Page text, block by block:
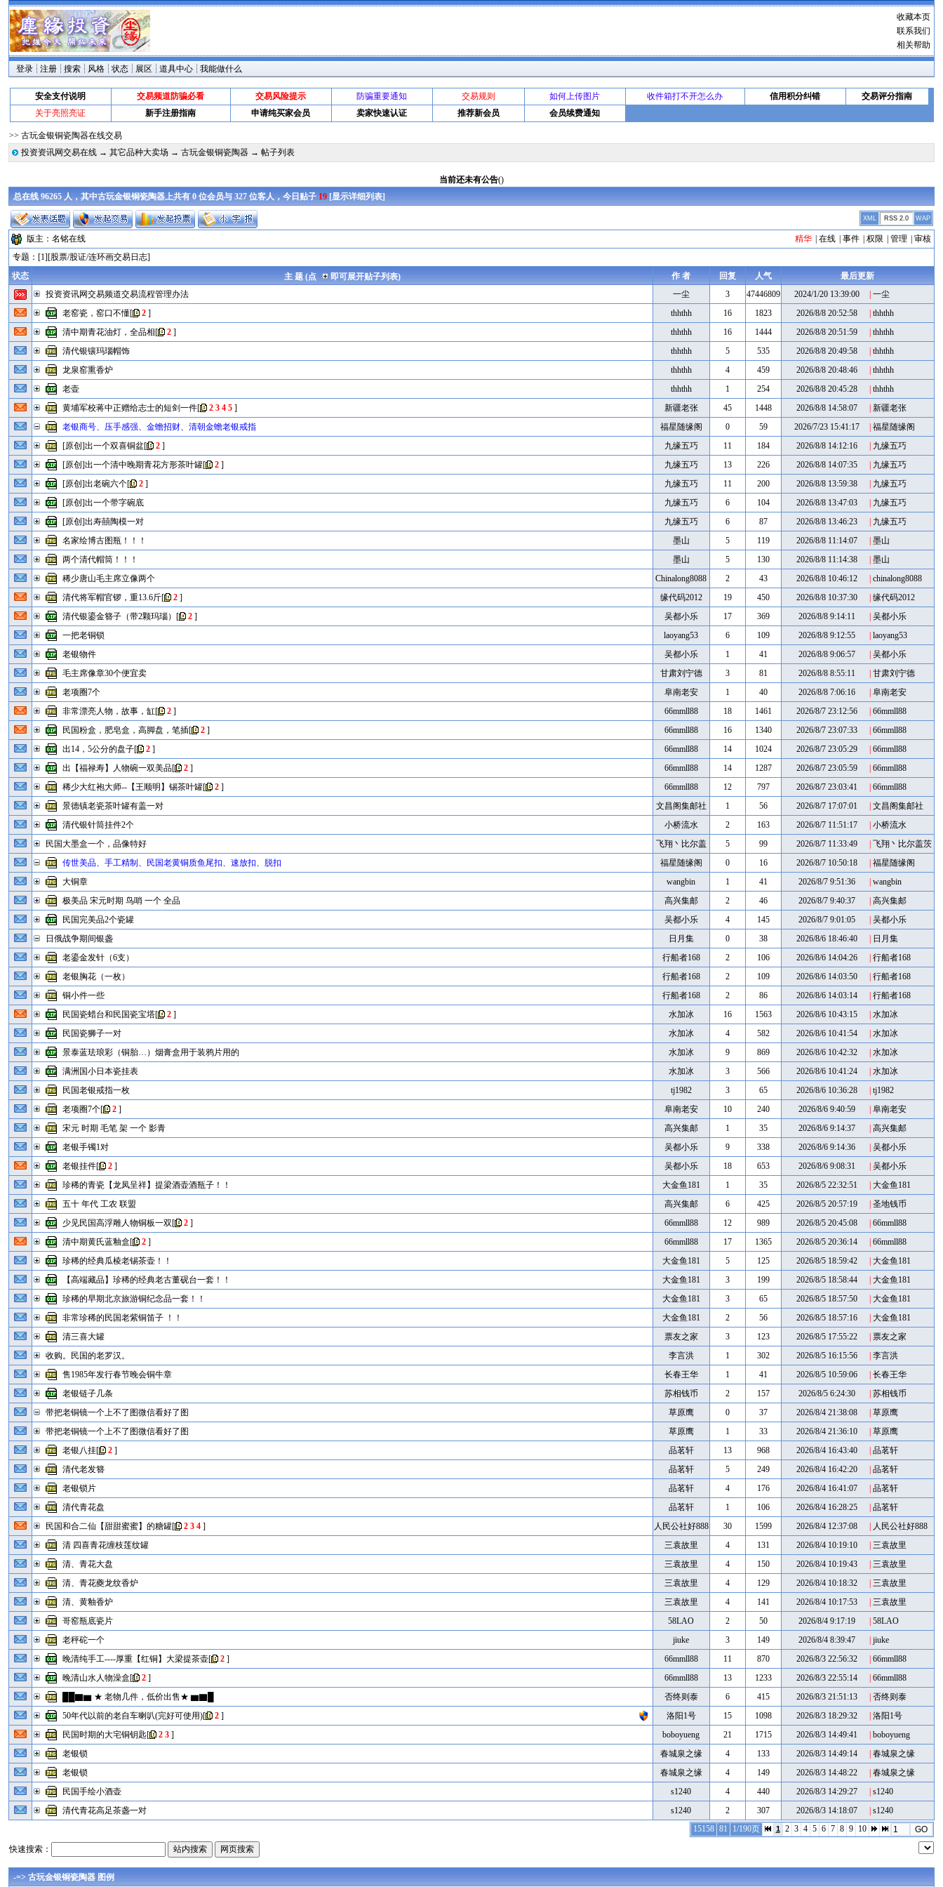
收藏本页
联系我们
相关帮助
登录 注册 搜索 风格 状态 展区 道具中心 我能做什么
安全支付说明 交易频道防骗必看 交易风险提示 防骗重要通知 交易规则 如何上传图片 收件箱打不开怎么办 信用积分纠错
交易评分指南
关于亮照亮证
新手注册指南 申请纯买家会员 卖家快速认证 推荐新会员 会员续费通知
>> 古玩金银铜瓷陶器在线交易
投资资讯网交易在线 →其它品种大卖场 →古玩金银铜瓷陶器 → 帖子列表
当前还未有公告()
总在线 96265 人，其中古玩金银铜瓷陶器上共有 0 位会员与 327 位客人，今日贴子19[显示详细列表]
XML RSS 2.0 WAP
精华 在线 事件 权限 管理 审核
版主：名铭在线
专题： [1][股票/股证/连环画交易日志]
作 者
回复 人气 最后更新
状态 主 题 (点
即可展开贴子列表)
一尘
3 47446809 2024/1/20 13:39:00 一尘
投资资讯网交易频道交易流程管理办法
thhthh
16 1823 2026/8/8 20:52:58 thhthh
老窑瓷，窑口不懂[ 2 ]
thhthh
16 1444 2026/8/8 20:51:59 thhthh
清中期青花油灯，全品相[ 2 ]
thhthh
5 535 2026/8/8 20:49:58 thhthh
清代银镶玛瑙帽饰
thhthh
4 459 2026/8/8 20:48:46 thhthh
龙泉窑熏香炉
thhthh
1 254 2026/8/8 20:45:28 thhthh
老壶
新疆老张
45 1448 2026/8/8 14:58:07 新疆老张
黄埔军校蒋中正赠给志士的短剑一件[ 2 3 4 5 ]
福星随缘阁
0 59 2026/7/23 15:41:17 福星随缘阁
老银商号、压手感强、金蟾招财、清朝金蟾老银戒指
九缘五巧
11 184 2026/8/8 14:12:16 九缘五巧
[原创]出一个双喜铜盆[ 2 ]
九缘五巧
13 226 2026/8/8 14:07:35 九缘五巧
[原创]出一个清中晚期青花方形茶叶罐[ 2 ]
九缘五巧
11 200 2026/8/8 13:59:38 九缘五巧
[原创]出老碗六个[ 2 ]
九缘五巧
6 104 2026/8/8 13:47:03 九缘五巧
[原创]出一个带字碗底
九缘五巧
6 87 2026/8/8 13:46:23 九缘五巧
[原创]出寿囍陶模一对
墨山
5 119 2026/8/8 11:14:07 墨山
名家绘博古图瓶！！！
墨山
5 130 2026/8/8 11:14:38 墨山
两个清代帽筒！！！
Chinalong8088
2 43 2026/8/8 10:46:12 chinalong8088
稀少唐山毛主席立像两个
缘代码2012
19 450 2026/8/8 10:37:30 缘代码2012
清代将军帽官锣，重13.6斤[ 2 ]
吴都小乐
17 369 2026/8/8 9:14:11 吴都小乐
清代银鎏金簪子（带2颗玛瑙） [ 2 ]
laoyang53
6 109 2026/8/8 9:12:55 laoyang53
一把老铜锁
吴都小乐
1 41 2026/8/8 9:06:57 吴都小乐
老银物件
甘肃刘宁德
3 81 2026/8/8 8:55:11 甘肃刘宁德
毛主席像章30个便宜卖
阜南老安
1 40 2026/8/8 7:06:16 阜南老安
老项圈7个
66mmll88
18 1461 2026/8/7 23:12:56 66mmll88
非常漂亮人物，故事，缸[ 2 ]
66mmll88
16 1340 2026/8/7 23:07:33 66mmll88
民国粉盒，肥皂盒，高脚盘，笔插[ 2 ]
66mmll88
14 1024 2026/8/7 23:05:29 66mmll88
出14，5公分的盘子[ 2 ]
66mmll88
14 1287 2026/8/7 23:05:59 66mmll88
出【福禄寿】人物碗一双美品[ 2 ]
66mmll88
12 797 2026/8/7 23:03:41 66mmll88
稀少大红袍大师--【王顺明】锡茶叶罐[ 2 ]
文昌阁集邮社
1 56 2026/8/7 17:07:01 文昌阁集邮社
景德镇老瓷茶叶罐有盖一对
小桥流水
2 163 2026/8/7 11:51:17 小桥流水
清代银针筒挂件2个
飞翔丶比尔盖
茨
5 99 2026/8/7 11:33:49 飞翔丶比尔盖茨
民国大墨盒一个，品像特好
福星随缘阁
0 16 2026/8/7 10:50:18 福星随缘阁
传世美品、手工精制、民国老黄铜质鱼尾扣、速放扣、脱扣
wangbin
1 41 2026/8/7 9:51:36 wangbin
大铜章
高兴集邮
2 46 2026/8/7 9:40:37 高兴集邮
极美品 宋元时期 鸟哨 一个 全品
吴都小乐
4 145 2026/8/7 9:01:05 吴都小乐
民国完美品2个瓷罐
日月集
0 38 2026/8/6 18:46:40 日月集
日俄战争期间银盏
行船者168
2 106 2026/8/6 14:04:26 行船者168
老鎏金发针（6支）
行船者168
2 109 2026/8/6 14:03:50 行船者168
老银胸花（一枚）
行船者168
2 86 2026/8/6 14:03:14 行船者168
铜小件一些
水加冰
16 1563 2026/8/6 10:43:15 水加冰
民国瓷蜡台和民国瓷宝塔[ 2 ]
水加冰
4 582 2026/8/6 10:41:54 水加冰
民国瓷狮子一对
水加冰
9 869 2026/8/6 10:42:32 水加冰
景泰蓝珐琅彩（铜胎…）烟膏盒用于装鸦片用的
水加冰
3 566 2026/8/6 10:41:24 水加冰
满洲国小日本瓷挂表
tj1982
3 65 2026/8/6 10:36:28 tj1982
民国老银戒指一枚
阜南老安
10 240 2026/8/6 9:40:59 阜南老安
老项圈7个[ 2 ]
高兴集邮
1 35 2026/8/6 9:14:37 高兴集邮
宋元 时期 毛笔 架 一个 影青
吴都小乐
9 338 2026/8/6 9:14:36 吴都小乐
老银手镯1对
吴都小乐
18 653 2026/8/6 9:08:31 吴都小乐
老银挂件[ 2 ]
大金鱼181
1 35 2026/8/5 22:32:51 大金鱼181
珍稀的青瓷【龙凤呈祥】提梁酒壶酒瓶子！！
高兴集邮
6 425 2026/8/5 20:57:19 圣地钱币
五十 年代 工农 联盟
66mmll88
12 989 2026/8/5 20:45:08 66mmll88
少见民国高浮雕人物铜板一双[ 2 ]
66mmll88
17 1365 2026/8/5 20:36:14 66mmll88
清中期黄氏蓝釉盒[ 2 ]
大金鱼181
5 125 2026/8/5 18:59:42 大金鱼181
珍稀的经典瓜棱老锡茶壶！！
大金鱼181
3 199 2026/8/5 18:58:44 大金鱼181
【高端藏品】珍稀的经典老古董砚台一套！！
大金鱼181
3 65 2026/8/5 18:57:50 大金鱼181
珍稀的早期北京旅游铜纪念品一套！！
大金鱼181
2 56 2026/8/5 18:57:16 大金鱼181
非常珍稀的民国老紫铜笛子 ！！
票友之家
3 123 2026/8/5 17:55:22 票友之家
清三喜大罐
李言洪
1 302 2026/8/5 16:15:56 李言洪
收购。民国的老罗汉。
长春王华
1 41 2026/8/5 10:59:06 长春王华
售1985年发行春节晚会铜牛章
苏相钱币
2 157 2026/8/5 6:24:30 苏相钱币
老银链子几条
草原鹰
0 37 2026/8/4 21:38:08 草原鹰
带把老铜镜一个上不了图微信看好了图
草原鹰
1 33 2026/8/4 21:36:10 草原鹰
带把老铜镜一个上不了图微信看好了图
品茗轩
13 968 2026/8/4 16:43:40 品茗轩
老银八挂[ 2 ]
品茗轩
5 249 2026/8/4 16:42:20 品茗轩
清代老发簪
品茗轩
4 176 2026/8/4 16:41:07 品茗轩
老银锁片
品茗轩
1 106 2026/8/4 16:28:25 品茗轩
清代青花盘
人民公社好888
30 1599 2026/8/4 12:37:08 人民公社好888
民国和合二仙【甜甜蜜蜜】的糖罐[ 2 3 4 ]
三袁故里
4 131 2026/8/4 10:19:10 三袁故里
清 四喜青花缠枝莲纹罐
三袁故里
4 150 2026/8/4 10:19:43 三袁故里
清、青花大盘
三袁故里
4 129 2026/8/4 10:18:32 三袁故里
清、青花夔龙纹香炉
三袁故里
4 141 2026/8/4 10:17:53 三袁故里
清、黄釉香炉
58LAO
2 50 2026/8/4 9:17:19 58LAO
哥窑瓶底瓷片
jiuke
3 149 2026/8/4 8:39:47 jiuke
老秤砣一个
66mmll88
11 870 2026/8/3 22:56:32 66mmll88
晚清纯手工----厚重【红铜】大梁提茶壶[ 2 ]
66mmll88
13 1233 2026/8/3 22:55:14 66mmll88
晚清山水人物澡盒[ 2 ]
否终则泰
6 415 2026/8/3 21:51:13 否终则泰
██▇▆ ★ 老物几件，低价出售★ ▆▇█
洛阳1号
15 1098 2026/8/3 18:29:32 洛阳1号
50年代以前的老自车喇叭(完好可使用)[ 2 ]
boboyueng
21 1715 2026/8/3 14:49:41 boboyueng
民国时期的大宅铜钥匙[ 2 3 ]
春城泉之缘
4 133 2026/8/3 14:49:14 春城泉之缘
老银锁
春城泉之缘
4 149 2026/8/3 14:48:22 春城泉之缘
老银锁
s1240
4 440 2026/8/3 14:29:27 s1240
民国手绘小酒壶
s1240
2 307 2026/8/3 14:18:07 s1240
清代青花高足茶盏一对
15158 81 1/190页 1 2 3 4 5 6 7 8 9 10
快速搜索：
-=> 古玩金银铜瓷陶器 图例